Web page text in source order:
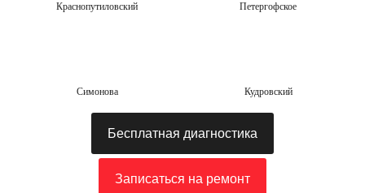
Краснопутиловский Петергофское
Симонова Кудровский
Бесплатная диагностика
Записаться на ремонт